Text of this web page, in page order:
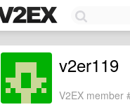
v2er119
V2EX member